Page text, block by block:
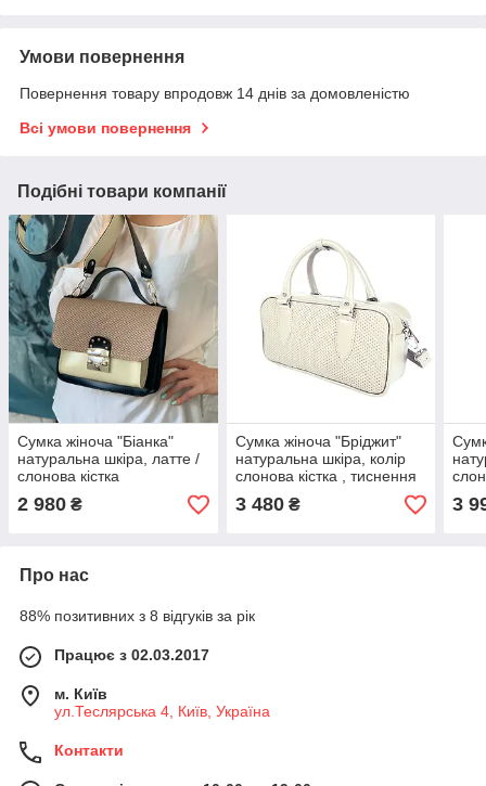
Умови повернення
Повернення товару впродовж 14 днів за домовленістю
Всі умови повернення
Подібні товари компанії
Сумка жіноча "Біанка"
натуральна шкіра, латте /
слонова кістка
2 980 ₴
Сумка жіноча "Бріджит"
натуральна шкіра, колір
слонова кістка , тиснення
плетінка
3 480₴ 3
Про нас
88% позитивних з 8 відгуків за рік
Працює з 02.03.2017
м. Київ
ул.Теслярська 4, Київ, Україна
Контакти